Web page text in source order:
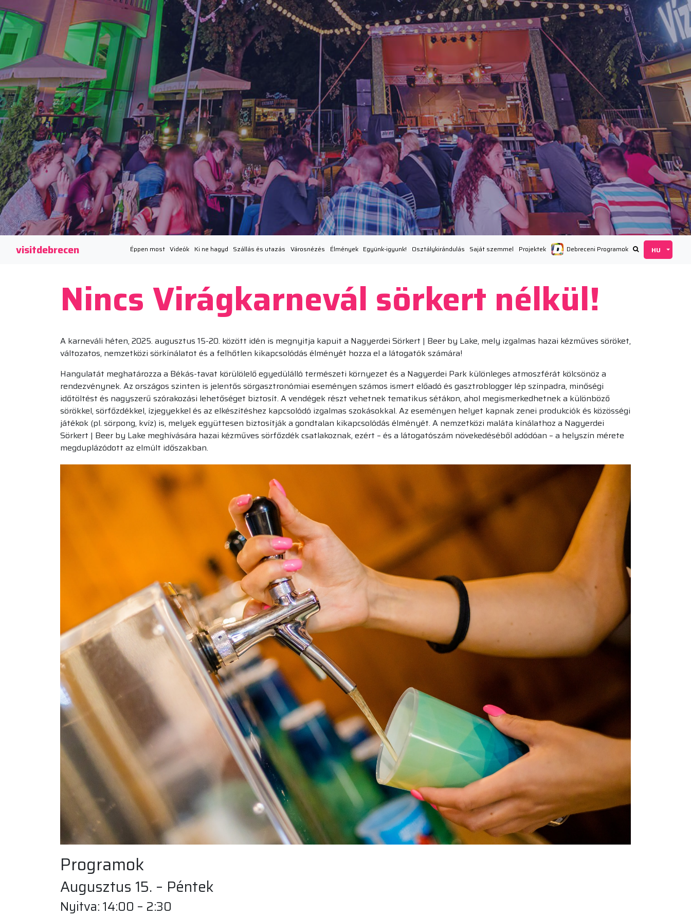
visitdebrecen Éppen most Videók Ki ne hagyd Szállás és utazás Városnézés Élmények Együnk-igyunk! Osztálykirándulás Saját szemmel Projektek Debreceni Programok
Nincs Virágkarnevál sörkert nélkül!
A karneváli héten, 2025. augusztus 15-20. között idén is megnyitja kapuit a Nagyerdei Sörkert | Beer by Lake, mely izgalmas hazai kézműves söröket,
változatos, nemzetközi sörkínálatot és a felhőtlen kikapcsolódás élményét hozza el a látogatók számára!
Hangulatát meghatározza a Békás-tavat körülölelő egyedülálló természeti környezet és a Nagyerdei Park különleges atmoszférát kölcsönöz a
rendezvénynek. Az országos szinten is jelentős sörgasztronómiai eseményen számos ismert előadó és gasztroblogger lép színpadra, minőségi
időtöltést és nagyszerű szórakozási lehetőséget biztosít. A vendégek részt vehetnek tematikus sétákon, ahol megismerkedhetnek a különböző
sörökkel, sörfőzdékkel, ízjegyekkel és az elkészítéshez kapcsolódó izgalmas szokásokkal. Az eseményen helyet kapnak zenei produkciók és közösségi
játékok (pl. sörpong, kvíz) is, melyek együttesen biztosítják a gondtalan kikapcsolódás élményét. A nemzetközi maláta kínálathoz a Nagyerdei
Sörkert | Beer by Lake meghívására hazai kézműves sörfőzdék csatlakoznak, ezért – és a látogatószám növekedéséből adódóan – a helyszín mérete
megduplázódott az elmúlt időszakban.
Programok
Augusztus 15. – Péntek
Nyitva: 14:00 – 2:30